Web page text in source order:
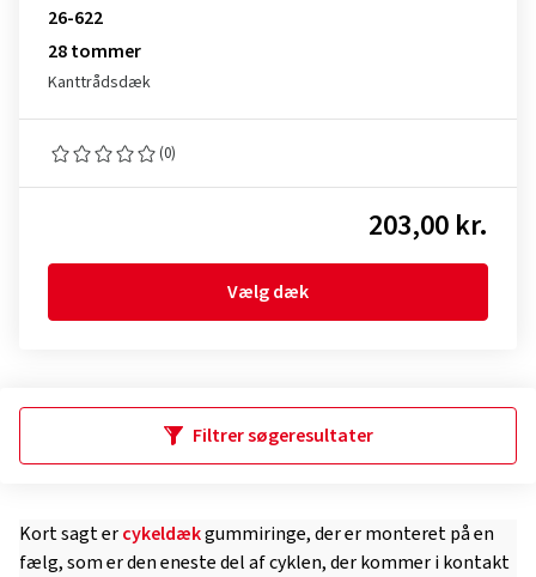
26-622
28 tommer
Kanttrådsdæk
(0)
203,00 kr.
Vælg dæk
Filtrer søgeresultater
Kort sagt ercykeldækgummiringe, der er monteret på en
fælg, som er den eneste del af cyklen, der kommer i kontakt